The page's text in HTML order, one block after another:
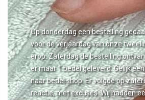
Op donderdag een bestelling
voor de verjaardag van onze
erop. Zaterdag de bestelling
er maar 1 bedel geleverd. Gelijk
naar bedel.shop. Er volgde op
reactie, met excuses. Wij hadden